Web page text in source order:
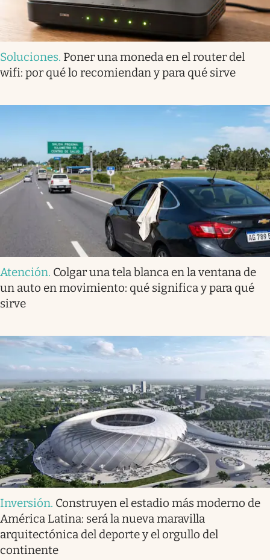
Soluciones. Poner una moneda en el router del
wifi: por qué lo recomiendan y para qué sirve
Atención. Colgar una tela blanca en la ventana de
un auto en movimiento: qué significa y para qué
sirve
Inversión. Construyen el estadio más moderno de
América Latina: será la nueva maravilla
arquitectónica del deporte y el orgullo del
continente